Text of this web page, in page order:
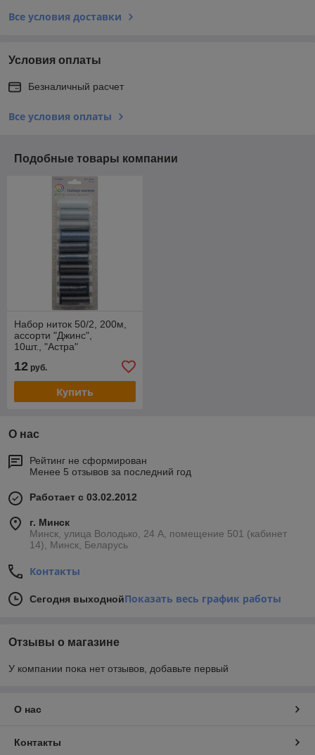
Все условия доставки
Условия оплаты
Безналичный расчет
Все условия оплаты
Подобные товары компании
Набор ниток 50/2, 200м,
ассорти "Джинс",
10шт., "Астра"
12 руб.
Купить
О нас
Рейтинг не сформирован
Менее 5 отзывов за последний год
Работает с 03.02.2012
г. Минск
Минск, улица Володько, 24 А, помещение 501 (кабинет
14), Минск, Беларусь
Контакты
Сегодня выходнойПоказать весь график работы
Отзывы о магазине
У компании пока нет отзывов, добавьте первый
О нас
Контакты